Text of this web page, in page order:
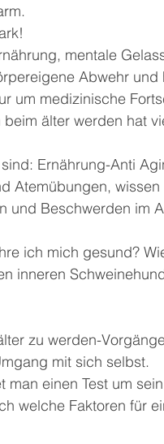
mentale
Abwehr und
um medizinische
älter werden hat
Ernährung-Anti
Atemübungen,
und Beschwerden im
ich mich gesund?
inneren
zu werden-
mit sich selbst.
man einen Test um
welche Faktoren für